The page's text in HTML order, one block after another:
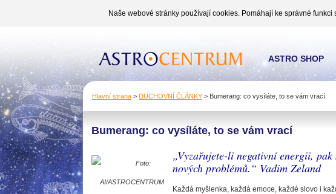
Naše webové stránky používají cookies. Pomáhají ke správné
Hlavní strana > DUCHOVNÍ ČLÁNKY > Bumerang: co vysíláte, to se vám vrací
Bumerang: co vysíláte, to se vám vrací
Foto:
AI/ASTROCENTRUM
„Vyzařujete-li negativní energii,
nových problémů.“ Vadim Zeland
Každá myšlenka, každá emoce, každé slovo i
ASTRO SHOP